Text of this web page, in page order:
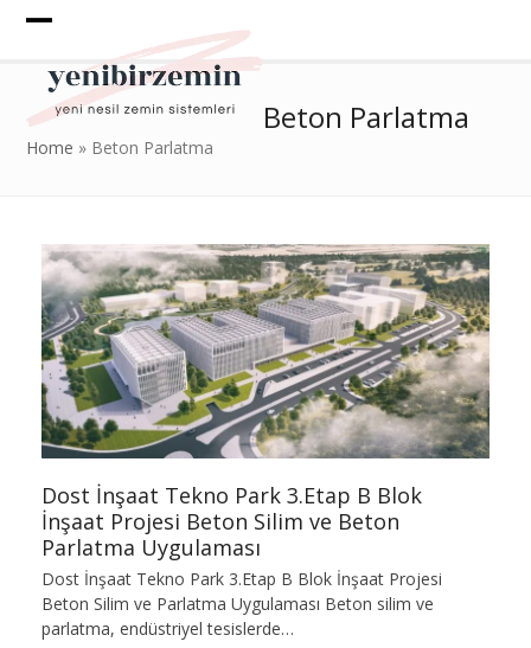
mobile
menu
mobile
menu
Beton Parlatma
Home » Beton Parlatma
Dost İnşaat Tekno Park 3.Etap B Blok
İnşaat Projesi Beton Silim ve Beton
Parlatma Uygulaması
Dost İnşaat Tekno Park 3.Etap B Blok İnşaat Projesi
Beton Silim ve Parlatma Uygulaması Beton silim ve
parlatma, endüstriyel tesislerde…